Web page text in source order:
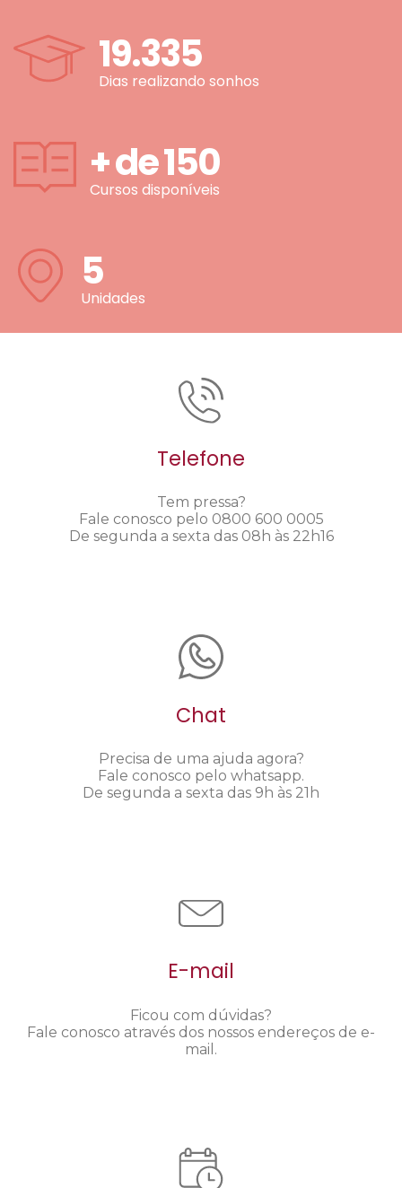
19.335
Dias realizando sonhos
+ de150
Cursos disponíveis
5
Unidades
Telefone
Tem pressa?
Fale conosco pelo 0800 600 0005
De segunda a sexta das 08h às 22h16
Chat
Precisa de uma ajuda agora?
Fale conosco pelo whatsapp.
De segunda a sexta das 9h às 21h
E-mail
Ficou com dúvidas?
Fale conosco através dos nossos endereços de e-
mail.